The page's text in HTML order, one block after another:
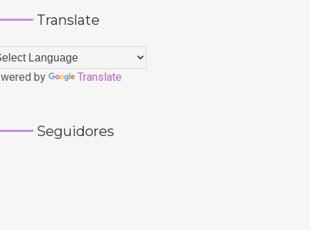
Translate
by Translate
Seguidores